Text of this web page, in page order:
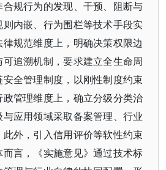
规行为的发现、干预、阻断与
内嵌、行为围栏等技术手段实
规范维度上，明确决策权限边
追溯机制，要求建立全生命周
全管理制度，以刚性制度约束
管理维度上，确立分级分类治
应用领域采取备案管理、行业
此外，引入信用评价等软性约束
言，《实施意见》通过技术标